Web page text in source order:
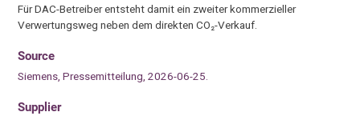
Für DAC-Betreiber entsteht damit ein zweiter kommerzieller
Verwertungsweg neben dem direkten CO₂-Verkauf.
Source
Siemens, Pressemitteilung, 2026-06-25.
Supplier